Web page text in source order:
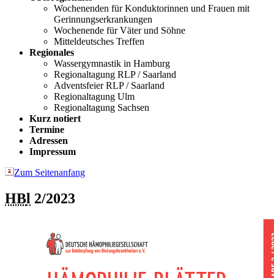
Wochenenden für Konduktorinnen und Frauen mit
Gerinnungserkrankungen
Wochenende für Väter und Söhne
Mitteldeutsches Treffen
Regionales
Wassergymnastik in Hamburg
Regionaltagung RLP / Saarland
Adventsfeier RLP / Saarland
Regionaltagung Ulm
Regionaltagung Sachsen
Kurz notiert
Termine
Adressen
Impressum
Zum Seitenanfang
HBl 2/2023